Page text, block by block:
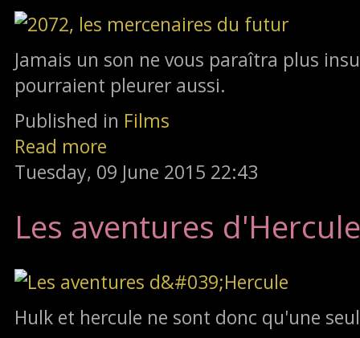
Jamais un son ne vous paraîtra plus
pourraient pleurer aussi.
Published in Films
Read more
Tuesday, 09 June 2015 22:43
Les aventures d'Hercule
Hulk et hercule ne sont donc qu'une